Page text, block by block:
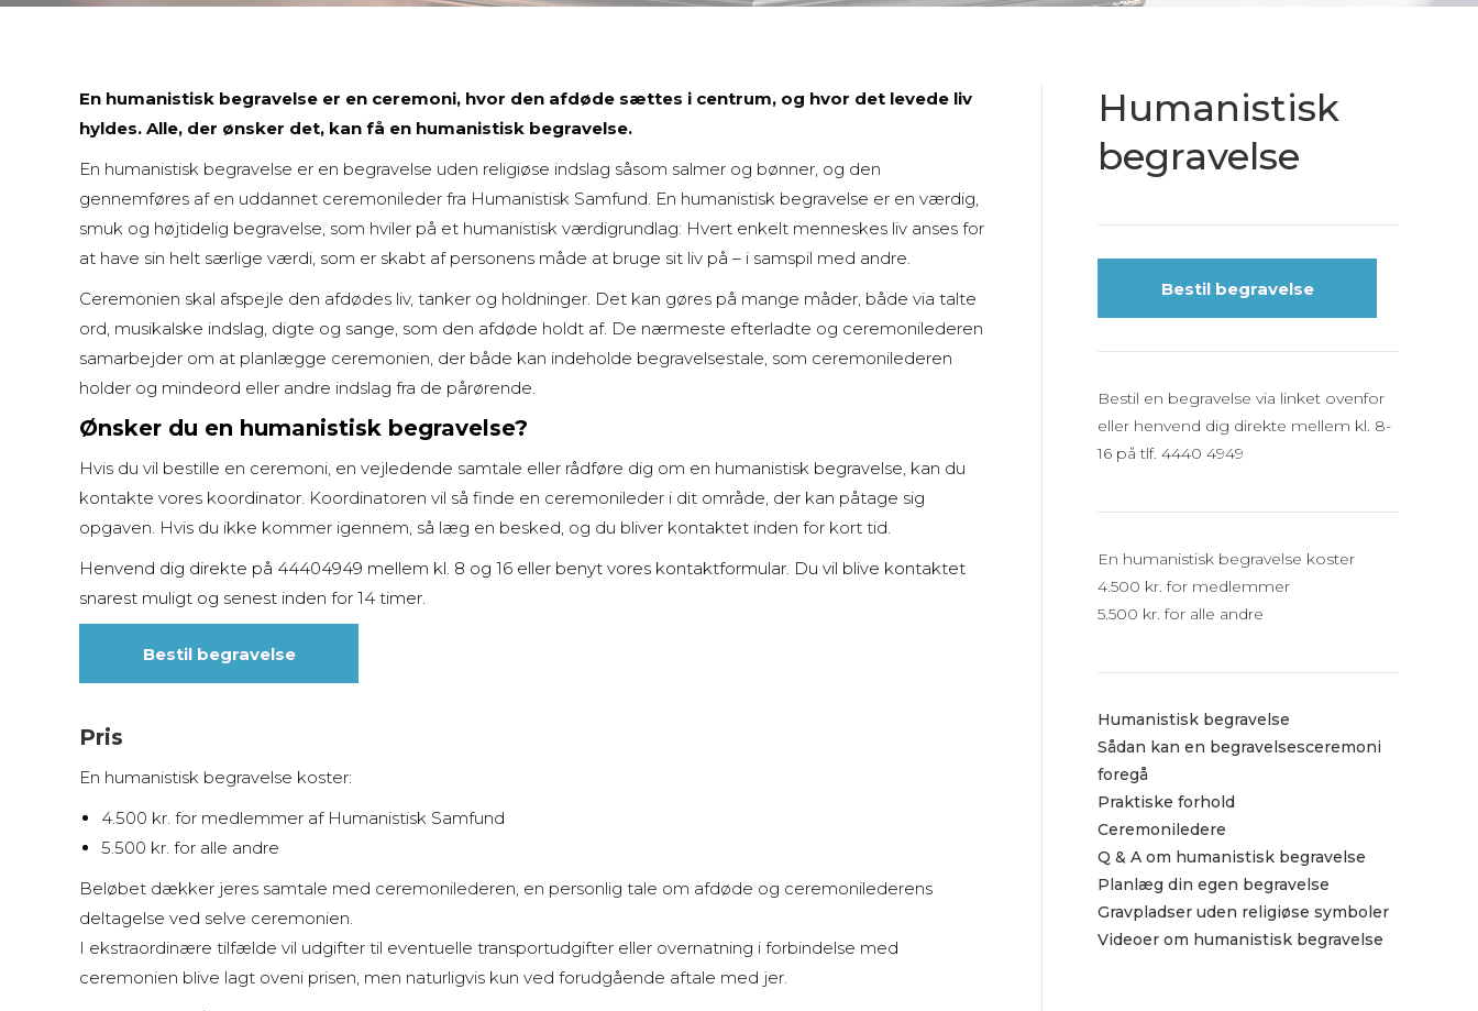
En humanistisk begravelse er en ceremoni, hvor den afdøde sættes i centrum, og hvor det levede liv
hyldes. Alle, der ønsker det, kan få en humanistisk begravelse.
En humanistisk begravelse er en begravelse uden religiøse indslag såsom salmer og bønner, og den
gennemføres af en uddannet ceremonileder fra Humanistisk Samfund. En humanistisk begravelse er en værdig,
smuk og højtidelig begravelse, som hviler på et humanistisk værdigrundlag: Hvert enkelt menneskes liv anses for
at have sin helt særlige værdi, som er skabt af personens måde at bruge sit liv på – i samspil med andre.
Ceremonien skal afspejle den afdødes liv, tanker og holdninger. Det kan gøres på mange måder, både via talte
ord, musikalske indslag, digte og sange, som den afdøde holdt af. De nærmeste efterladte og ceremonilederen
samarbejder om at planlægge ceremonien, der både kan indeholde begravelsestale, som ceremonilederen
holder og mindeord eller andre indslag fra de pårørende.
Ønsker du en humanistisk begravelse?
Hvis du vil bestille en ceremoni, en vejledende samtale eller rådføre dig om en humanistisk begravelse, kan du
kontakte vores koordinator. Koordinatoren vil så finde en ceremonileder i dit område, der kan påtage sig
opgaven. Hvis du ikke kommer igennem, så læg en besked, og du bliver kontaktet inden for kort tid.
Henvend dig direkte på 44404949 mellem kl. 8 og 16 eller benyt vores kontaktformular. Du vil blive kontaktet
snarest muligt og senest inden for 14 timer.
Bestil begravelse
Pris
En humanistisk begravelse koster:
4.500 kr. for medlemmer af Humanistisk Samfund
5.500 kr. for alle andre
Beløbet dækker jeres samtale med ceremonilederen, en personlig tale om afdøde og ceremonilederens
deltagelse ved selve ceremonien.
I ekstraordinære tilfælde vil udgifter til eventuelle transportudgifter eller overnatning i forbindelse med
ceremonien blive lagt oveni prisen, men naturligvis kun ved forudgående aftale med jer.
Humanistisk
begravelse
Bestil begravelse
Bestil en begravelse via linket ovenfor
eller henvend dig direkte mellem kl. 8-
16 på tlf. 4440 4949
En humanistisk begravelse koster
4.500 kr. for medlemmer
5.500 kr. for alle andre
Humanistisk begravelse
Sådan kan en begravelsesceremoni
foregå
Praktiske forhold
Ceremoniledere
Q & A om humanistisk begravelse
Planlæg din egen begravelse
Gravpladser uden religiøse symboler
Videoer om humanistisk begravelse